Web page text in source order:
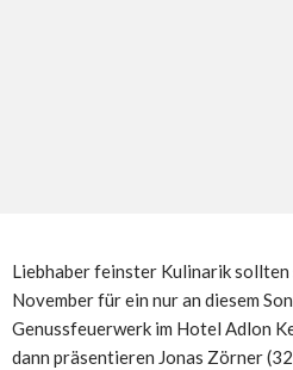
Liebhaber feinster Kulinarik sollten
November für ein nur an diesem
Genussfeuerwerk im Hotel Adlon
dann präsentieren Jonas Zörner